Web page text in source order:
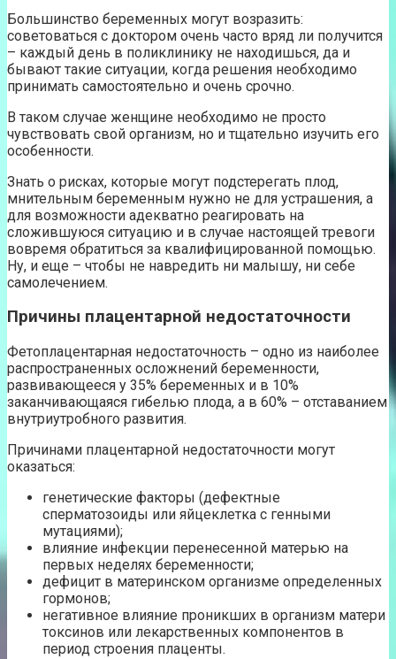
Большинство беременных могут возразить:
советоваться с доктором очень часто вряд ли получится
– каждый день в поликлинику не находишься, да и
бывают такие ситуации, когда решения необходимо
принимать самостоятельно и очень срочно.
В таком случае женщине необходимо не просто
чувствовать свой организм, но и тщательно изучить его
особенности.
Знать о рисках, которые могут подстерегать плод,
мнительным беременным нужно не для устрашения, а
для возможности адекватно реагировать на
сложившуюся ситуацию и в случае настоящей тревоги
вовремя обратиться за квалифицированной помощью.
Ну, и еще – чтобы не навредить ни малышу, ни себе
самолечением.
Причины плацентарной недостаточности
Фетоплацентарная недостаточность – одно из наиболее
распространенных осложнений беременности,
развивающееся у 35% беременных и в 10%
заканчивающаяся гибелью плода, а в 60% – отставанием
внутриутробного развития.
Причинами плацентарной недостаточности могут
оказаться:
генетические факторы (дефектные
сперматозоиды или яйцеклетка с генными
мутациями);
влияние инфекции перенесенной матерью на
первых неделях беременности;
дефицит в материнском организме определенных
гормонов;
негативное влияние проникших в организм матери
токсинов или лекарственных компонентов в
период строения плаценты.